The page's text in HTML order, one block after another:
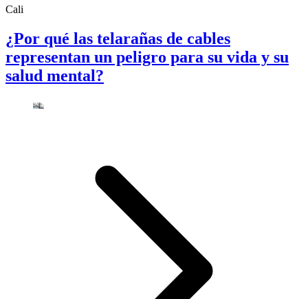
Cali
¿Por qué las telarañas de cables
representan un peligro para su vida y su
salud mental?